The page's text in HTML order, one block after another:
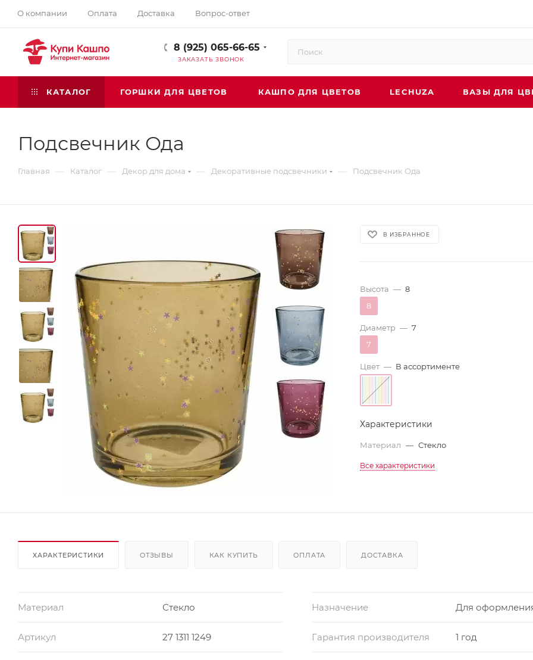
О компании Оплата Доставка Вопрос-ответ
8 (925) 065-66-65
ЗАКАЗАТЬ ЗВОНОК
КАТАЛОГ ГОРШКИ ДЛЯ ЦВЕТОВ КАШПО ДЛЯ ЦВЕТОВ LECHUZA ВАЗЫ ДЛЯ
Подсвечник Ода
Главная — Каталог — Декор для дома — Декоративные подсвечники — Подсвечник Ода
В ИЗБРАННОЕ
Высота — 8
8
Диаметр — 7
7
Цвет — В ассортименте
Характеристики
Материал — Стекло
Все характеристики
ХАРАКТЕРИСТИКИ ОТЗЫВЫ КАК КУПИТЬ ОПЛАТА ДОСТАВКА
Материал Стекло Назначение Для
Артикул 27 1311 1249 Гарантия производителя 1 год